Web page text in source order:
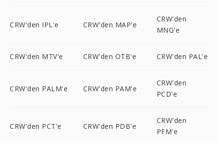
CRW'den IPL'e CRW'den MAP'e
CRW'den
MNG'e
CRW'den MTV'e CRW'den OTB'e CRW'den PAL'e
CRW'den PALM'e CRW'den PAM'e
CRW'den
PCD'e
CRW'den PCT'e CRW'den PDB'e
CRW'den
PFM'e